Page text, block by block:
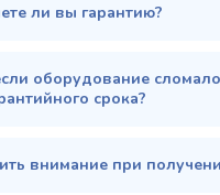
ли вы гарантию?
оборудование
срока?
внимание при